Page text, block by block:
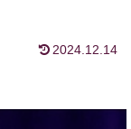
2024.12.14